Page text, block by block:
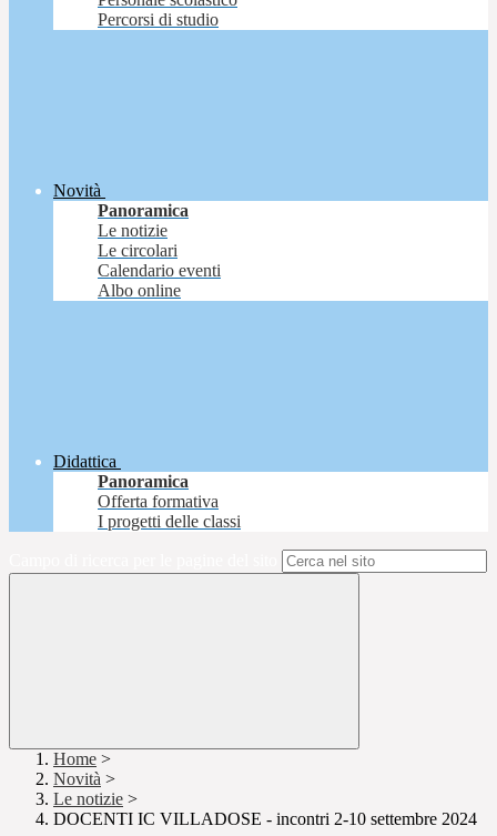
Percorsi di studio
Novità
Panoramica
Le notizie
Le circolari
Calendario eventi
Albo online
Didattica
Panoramica
Offerta formativa
I progetti delle classi
Home >
Novità >
Le notizie >
DOCENTI IC VILLADOSE - incontri 2-10 settembre 2024